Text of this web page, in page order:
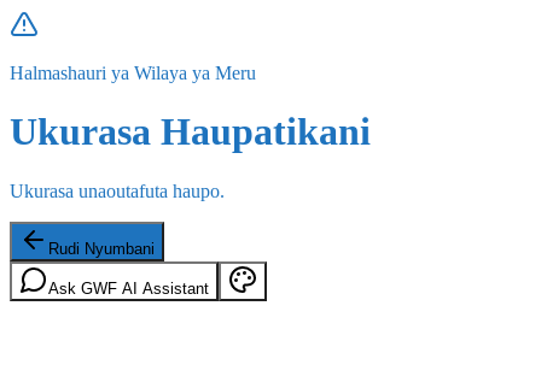
Halmashauri ya Wilaya ya Meru
Ukurasa Haupatikani
Ukurasa unaoutafuta haupo.
Rudi Nyumbani
Ask GWF AI Assistant